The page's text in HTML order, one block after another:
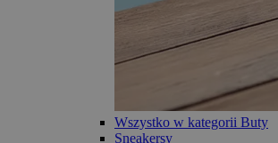
Wszystko w kategorii Buty
Sneakersy